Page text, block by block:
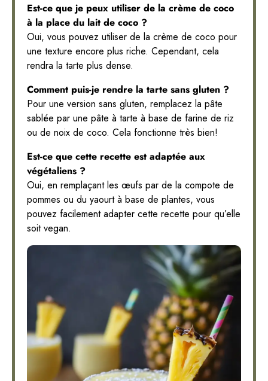
Est-ce que je peux utiliser de la crème de coco
à la place du lait de coco ?
Oui, vous pouvez utiliser de la crème de coco pour
une texture encore plus riche. Cependant, cela
rendra la tarte plus dense.
Comment puis-je rendre la tarte sans gluten ?
Pour une version sans gluten, remplacez la pâte
sablée par une pâte à tarte à base de farine de riz
ou de noix de coco. Cela fonctionne très bien!
Est-ce que cette recette est adaptée aux
végétaliens ?
Oui, en remplaçant les œufs par de la compote de
pommes ou du yaourt à base de plantes, vous
pouvez facilement adapter cette recette pour qu’elle
soit vegan.